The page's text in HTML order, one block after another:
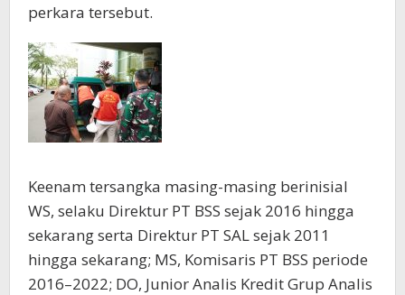
perkara tersebut.
Keenam tersangka masing-masing berinisial
WS, selaku Direktur PT BSS sejak 2016 hingga
sekarang serta Direktur PT SAL sejak 2011
hingga sekarang; MS, Komisaris PT BSS periode
2016–2022; DO, Junior Analis Kredit Grup Analis